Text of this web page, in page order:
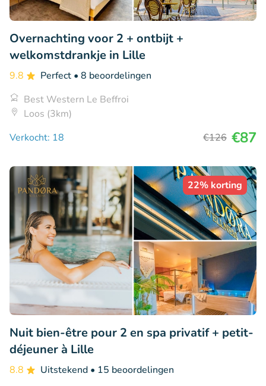
Overnachting voor 2 + ontbijt +
welkomstdrankje in Lille
9.8 Perfect • 8 beoordelingen
Best Western Le Beffroi
Loos (3km)
Verkocht: 18
€126 €87
22% korting
Nuit bien-être pour 2 en spa privatif + petit-
déjeuner à Lille
8.8 Uitstekend • 15 beoordelingen